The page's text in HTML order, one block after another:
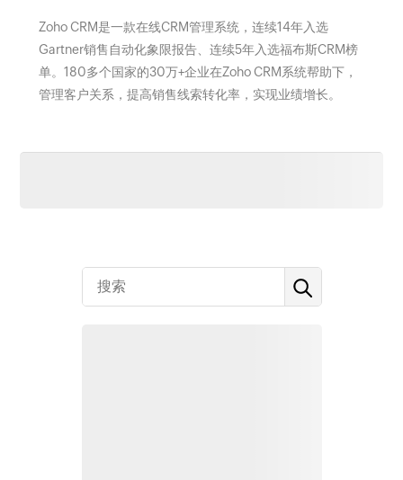
Zoho CRM是一款在线CRM管理系统，连续14年入选
Gartner销售自动化象限报告、连续5年入选福布斯CRM榜
单。180多个国家的30万+企业在Zoho CRM系统帮助下，
管理客户关系，提高销售线索转化率，实现业绩增长。